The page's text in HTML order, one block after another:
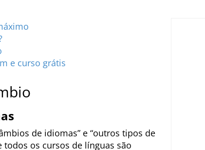
e curso grátis
de idiomas” e “outros tipos de
os cursos de línguas são